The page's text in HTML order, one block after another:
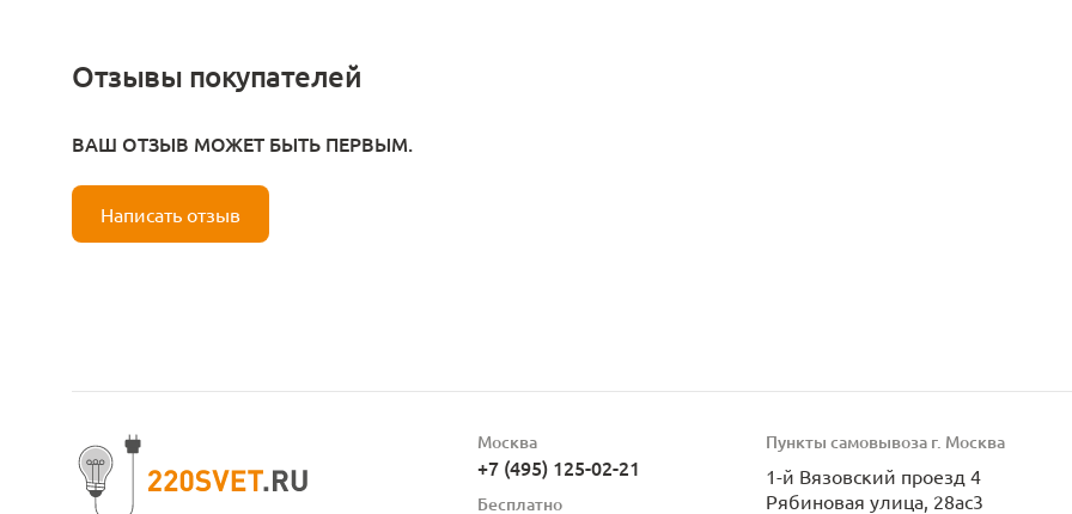
Отзывы покупателей
ВАШ ОТЗЫВ МОЖЕТ БЫТЬ ПЕРВЫМ.
Написать отзыв
Москва
+7 (495) 125-02-21
Бесплатно
Пункты самовывоза г. Москва
1-й Вязовский проезд 4
Рябиновая улица, 28ас3